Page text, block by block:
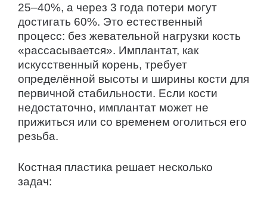
25–40%, а через 3 года потери могут
достигать 60%. Это естественный
процесс: без жевательной нагрузки кость
«рассасывается». Имплантат, как
искусственный корень, требует
определённой высоты и ширины кости для
первичной стабильности. Если кости
недостаточно, имплантат может не
прижиться или со временем оголиться его
резьба.
Костная пластика решает несколько
задач: